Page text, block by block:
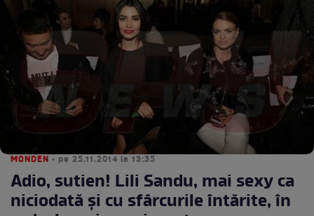
MONDEN • pe 25.11.2014 la 13:35
Adio, sutien! Lili Sandu, mai sexy ca
niciodată şi cu sfârcurile întărite, în